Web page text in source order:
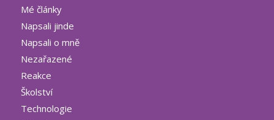
Mé články
Napsali jinde
Napsali o mně
Nezařazené
Reakce
Školství
Technologie